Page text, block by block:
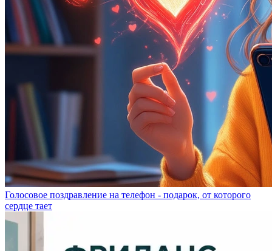
Голосовое поздравление на телефон - подарок, от которого
сердце тает